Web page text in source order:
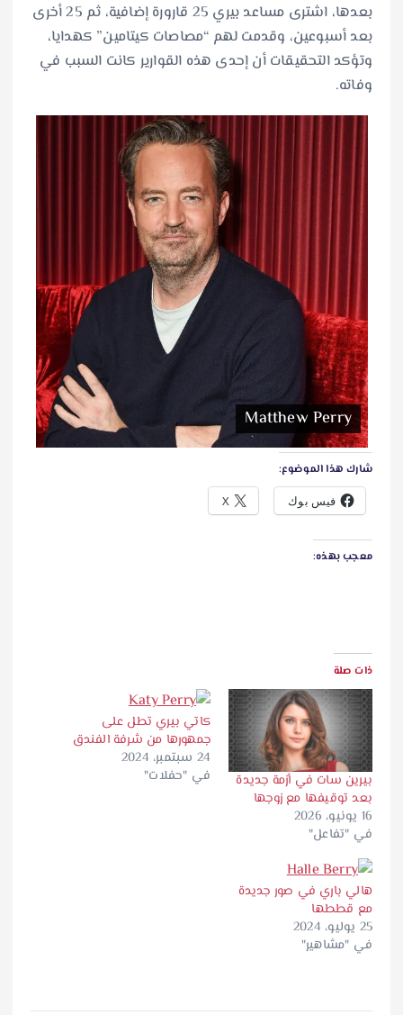
بعدها، اشترى مساعد بيري 25 قارورة إضافية، ثم 25 أخرى
بعد أسبوعين، وقدمت لهم “مصاصات كيتامين” كهدايا،
وتؤكد التحقيقات أن إحدى هذه القوارير كانت السبب في
وفاته.
Matthew Perry
شارك هذا الموضوع:
فيس بوك X
معجب بهذه:
ذات صلة
بيرين سات في أزمة جديدة
بعد توقيفها مع زوجها
16 يونيو، 2026
في "تفاعل"
كاتي بيري تطل على
جمهورها من شرفة الفندق
24 سبتمبر، 2024
في "حفلات"
هالي باري في صور جديدة
مع قططها
25 يوليو، 2024
في "مشاهير"